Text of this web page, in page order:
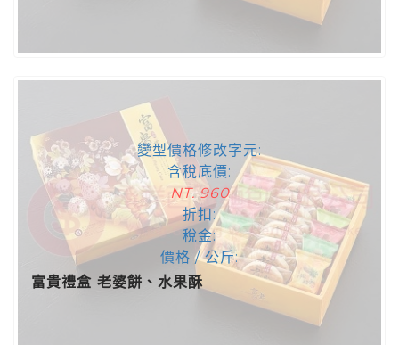
變型價格修改字元:
含稅底價:
NT. 960
折扣:
稅金:
價格 / 公斤:
富貴禮盒 老婆餅、水果酥